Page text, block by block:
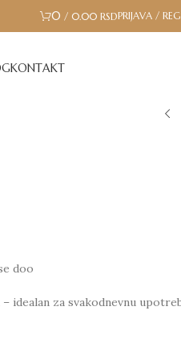
0 / 0.00 RSDPRIJAVA /
KONTAKT
doo
idealan za svakodnevnu